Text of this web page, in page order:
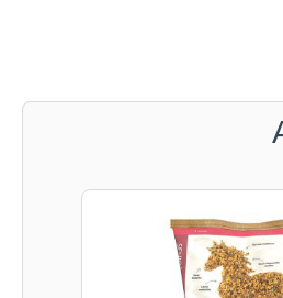
Produktgalerie überspringen